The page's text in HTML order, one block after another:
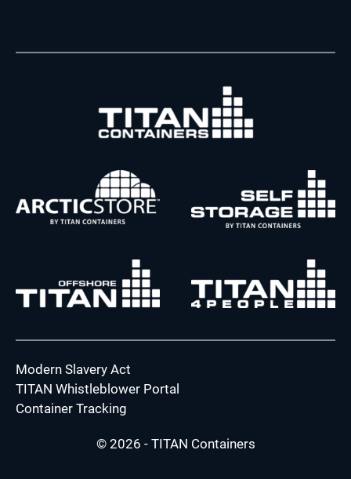
Modern Slavery Act
TITAN Whistleblower Portal
Container Tracking
© 2026 - TITAN Containers